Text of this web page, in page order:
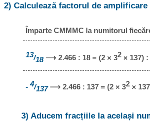
2) Calculează factorul de
Împarte CMMMC la numitorul
13/18 ⟶ 2.466 : 18 = (2 × 32× 137) :
-4/137 ⟶ 2.466 : 137 = (2 × 32×
3) Aducem fracțiile la același